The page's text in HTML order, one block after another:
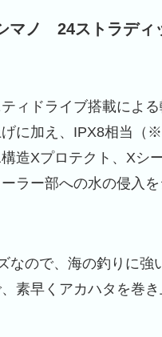
マノ 24ストラディ
ィドライブ搭載によ
に加え、IPX8相当（
造Xプロテクト、Xシ
ラー部への水の侵入
なので、海の釣りに強
素早くアカハタを巻き